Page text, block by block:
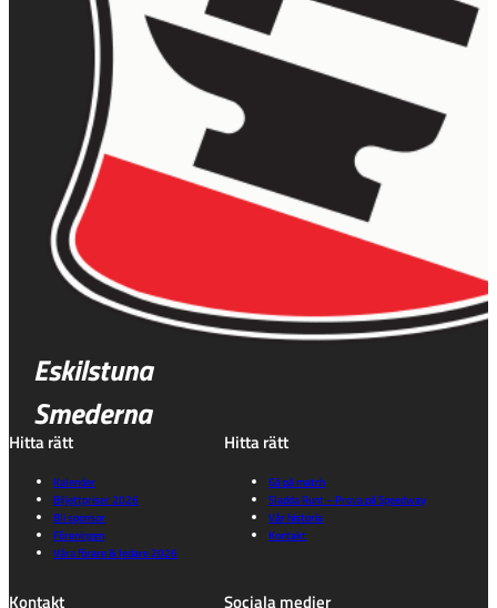
Eskilstuna
Smederna
Hitta rätt
Kalender
Biljettpriser 2026
Bli sponsor
Föreningen
Våra förare & ledare 2026
Hitta rätt
Gå på match
Sladda Runt – Prova på Speedway
Vår historia
Kontakt
Kontakt Sociala medier